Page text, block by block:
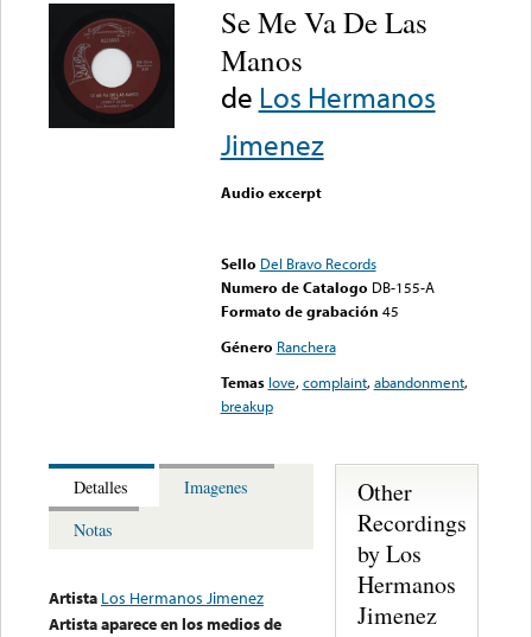
Se Me Va De Las
Manos
de Los Hermanos
Jimenez
Audio excerpt
Sello Del Bravo Records
Numero de Catalogo DB-155-A
Formato de grabación 45
Género Ranchera
Temas love,complaint,abandonment,
breakup
Detalles
Imagenes
Notas
Artista Los Hermanos Jimenez
Artista aparece en los medios de
Other
Recordings
by Los
Hermanos
Jimenez